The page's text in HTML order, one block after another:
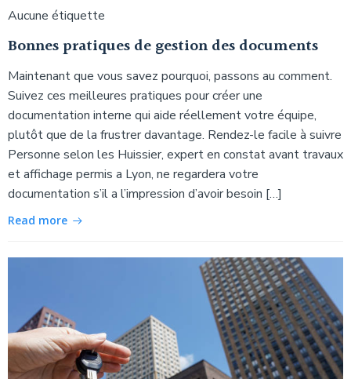
Aucune étiquette
Bonnes pratiques de gestion des documents
Maintenant que vous savez pourquoi, passons au comment.
Suivez ces meilleures pratiques pour créer une
documentation interne qui aide réellement votre équipe,
plutôt que de la frustrer davantage. Rendez-le facile à suivre
Personne selon les Huissier, expert en constat avant travaux
et affichage permis a Lyon, ne regardera votre
documentation s’il a l’impression d’avoir besoin […]
Read more